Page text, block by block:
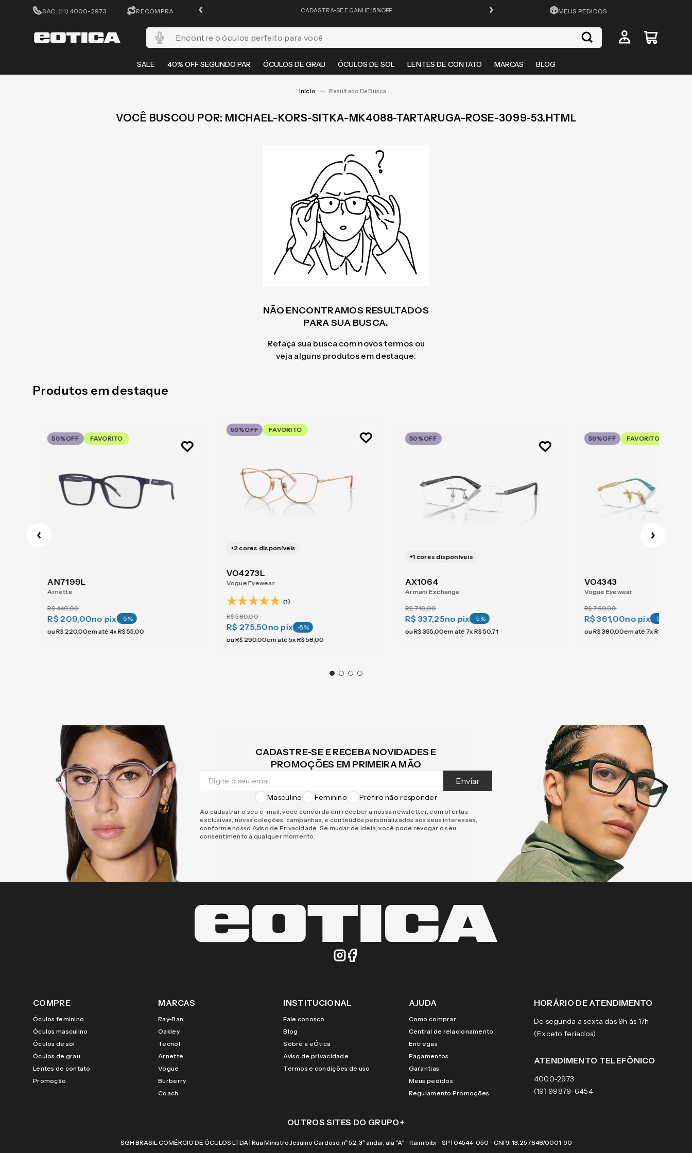
SAC: (11) 4000-2973 RECOMPRA
ATÉ 10X SEM JUROS CADASTRA-SE E GANHE 15%OFF FRETE GRÁTIS EM TODO O SITE
MEUS PEDIDOS
SALE 40% OFF SEGUNDO PAR ÓCULOS DE GRAU ÓCULOS DE SOL LENTES DE CONTATO MARCAS BLOG
Encontre o óculos perfeito para você
MICHAEL-KORS-SITKA-MK4088-TARTARUGA-ROSE-3099-53.HTML
NÃO ENCONTRAMOS RESULTADOS
PARA SUA BUSCA.
Refaça sua busca com novos termos ou
veja alguns produtos em destaque:
Produtos em destaque
50%OFF FAVORITO
AN7199L
Arnette
R$440,00
R$ 209,00no pix -5%
ou R$ 220,00em até 4x R$55 00
+2 cores disponíveis
50%OFF FAVORITO
VO4273L
Vogue Eyewear
(1)
R$580,00
R$ 275,50no pix -5%
ou R$ 290,00em até5xR$58,00
+1 cores disponíveis
50%OFF
AX1064
Armani Exchange
R$710,00
R$ 337,25no pix -5%
ou R$355 00em até 7x R$50,71
50%OFF FAVORITO
VO4343
Vogue Eyewear
R$760,00
R$ 361,00no pix -5
ou R$380,00em até 7x R$
CADASTRE-SE E RECEBA NOVIDADES E
PROMOÇÕES EM PRIMEIRA MÃO
Enviar
Masculino Feminino Prefiro não responder
Ao cadastrar o seu e-mail, você concorda em receber a nossa newsletter, com ofertas
exclusivas, novas coleções, campanhas, e conteúdos personalizados aos seus interesses,
conforme nosso Aviso de Privacidade. Se mudar de ideia, você pode revogar o seu
consentimento a qualquer momento.
COMPRE
Óculos feminino
Óculos masculino
Óculos de sol
Óculos de grau
Lentes de contato
Promoção
MARCAS
Ray-Ban
Oakley
Tecnol
Arnette
Vogue
Burberry
Coach
INSTITUCIONAL
Fale conosco
Blog
Sobre a eÓtica
Aviso de privacidade
Termos e condições de uso
AJUDA
Como comprar
Central de relacionamento
Entregas
Pagamentos
Garantias
Meus pedidos
Regulamento Promoções
HORÁRIO DE ATENDIMENTO
De segunda a sexta das 9h às 17h
(Exceto feriados)
ATENDIMENTO TELEFÔNICO
4000-2973
(19) 99879-6454
OUTROS SITES DO GRUPO+
SGH BRASIL COMÉRCIO DE ÓCULOS LTDA | Rua Ministro Jesuíno Cardoso, nº 52, 3º andar, ala “A” - Itaim bibi - SP | 04544-050 - CNPJ: 13.257.648/0001-90